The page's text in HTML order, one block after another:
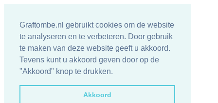
Graftombe.nl gebruikt cookies om de website
te analyseren en te verbeteren. Door gebruik
te maken van deze website geeft u akkoord.
Tevens kunt u akkoord geven door op de
"Akkoord" knop te drukken.
Akkoord